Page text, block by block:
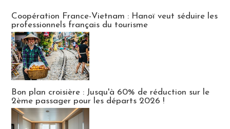
Coopération France-Vietnam : Hanoï veut séduire les
professionnels français du tourisme
Bon plan croisière : Jusqu'à 60% de réduction sur le
2ème passager pour les départs 2026 !